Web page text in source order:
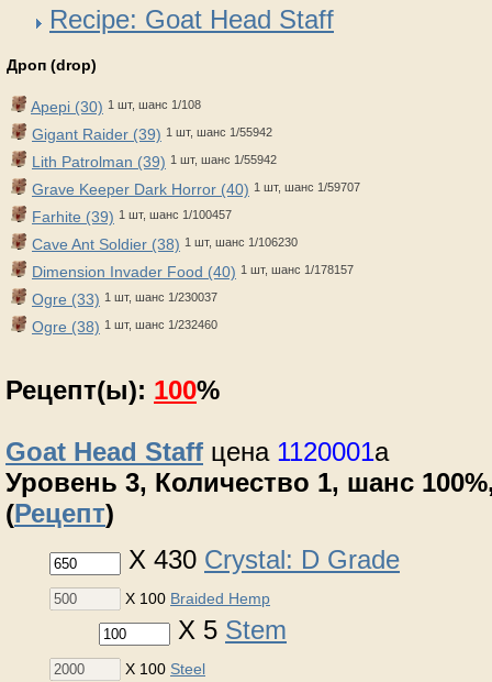
Recipe: Goat Head Staff
Дроп (drop)
Apepi (30) 1 шт, шанс 1/108
Gigant Raider (39) 1 шт, шанс 1/55942
Lith Patrolman (39) 1 шт, шанс 1/55942
Grave Keeper Dark Horror (40) 1 шт, шанс 1/59707
Farhite (39) 1 шт, шанс 1/100457
Cave Ant Soldier (38) 1 шт, шанс 1/106230
Dimension Invader Food (40) 1 шт, шанс 1/178157
Ogre (33) 1 шт, шанс 1/230037
Ogre (38) 1 шт, шанс 1/232460
Рецепт(ы): 100%
Goat Head Staff цена 1120001a
Уровень 3, Количество 1, шанс
(Рецепт)
X 430 Crystal: D Grade
X 100 Braided Hemp
X 5 Stem
X 100 Steel